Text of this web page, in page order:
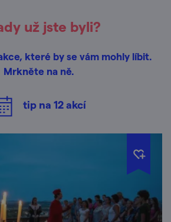
už jste byli?
které by se vám mohly líbit.
Mrkněte na ně.
tip na 12akcí